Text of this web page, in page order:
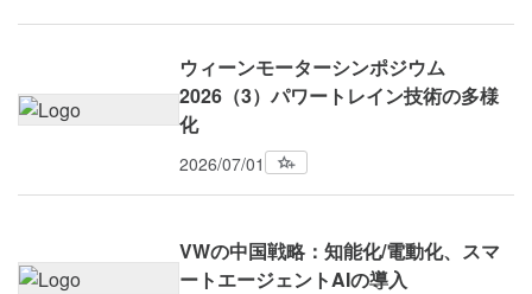
ウィーンモーターシンポジウム
2026（3）パワートレイン技術の多様
化
2026/07/01
VWの中国戦略：知能化/電動化、スマ
ートエージェントAIの導入